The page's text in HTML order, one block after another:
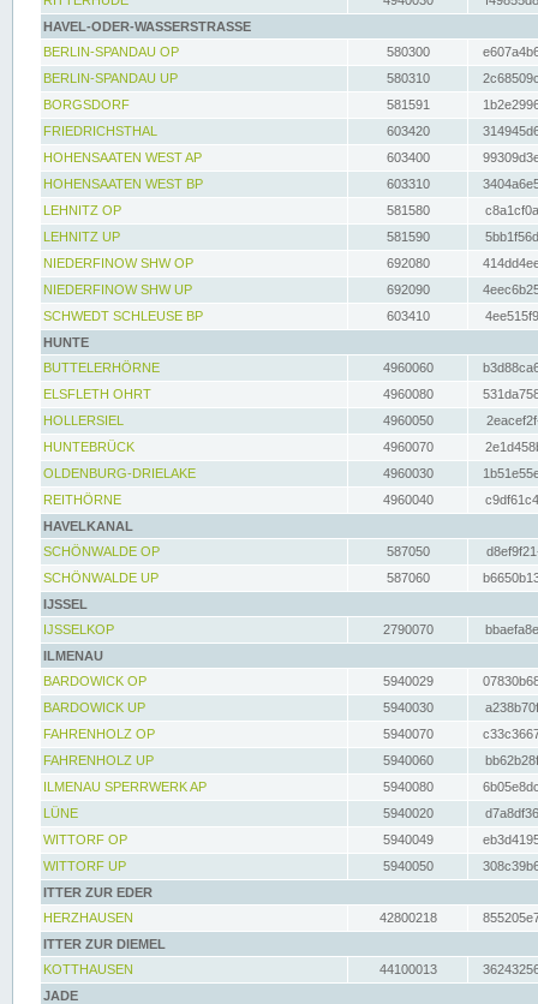
HAVEL-ODER-WASSERSTRASSE
BERLIN-SPANDAU OP
580300
BERLIN-SPANDAU UP
580310
BORGSDORF
581591
FRIEDRICHSTHAL
603420
HOHENSAATEN WEST AP
603400
HOHENSAATEN WEST BP
603310
LEHNITZ OP
581580
LEHNITZ UP
581590
NIEDERFINOW SHW OP
692080
NIEDERFINOW SHW UP
692090
SCHWEDT SCHLEUSE BP
603410
HUNTE
BUTTELERHÖRNE
4960060
ELSFLETH OHRT
4960080
HOLLERSIEL
4960050
HUNTEBRÜCK
4960070
OLDENBURG-DRIELAKE
4960030
REITHÖRNE
4960040
HAVELKANAL
SCHÖNWALDE OP
587050
SCHÖNWALDE UP
587060
IJSSEL
IJSSELKOP
2790070
ILMENAU
BARDOWICK OP
5940029
BARDOWICK UP
5940030
FAHRENHOLZ OP
5940070
FAHRENHOLZ UP
5940060
ILMENAU SPERRWERK AP
5940080
LÜNE
5940020
WITTORF OP
5940049
WITTORF UP
5940050
ITTER ZUR EDER
HERZHAUSEN
42800218
ITTER ZUR DIEMEL
KOTTHAUSEN
44100013
JADE